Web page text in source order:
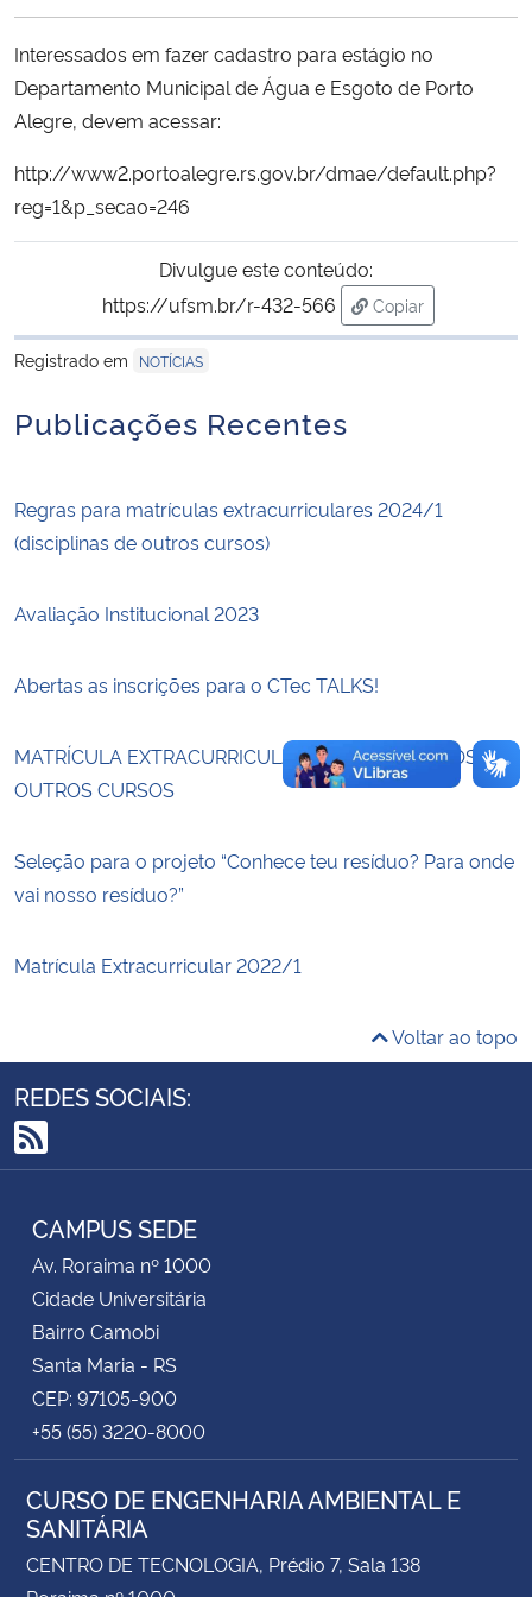
Ministério da Cidadania
Ministério da Saúde
Ministério da Ciência, Tecnologia, Inovações e Comunicações
Ministério do Meio Ambiente
Ministério do Turismo
Ministério da Mulher, da Família e dos Direitos Humanos
Planalto
Interessados em fazer cadastro para estágio no
Departamento Municipal de Água e Esgoto de Porto
Alegre, devem acessar:
http://www2.portoalegre.rs.gov.br/dmae/default.php?
reg=1&p_secao=246
Divulgue este conteúdo:
https://ufsm.br/r-432-566
Copiar
para área de
Registrado em
NOTÍCIAS
Publicações Recentes
Regras para matrículas extracurriculares 2024/1
(disciplinas de outros cursos)
Avaliação Institucional 2023
Abertas as inscrições para o CTec TALKS!
MATRÍCULA EXTRACURRICULAR 2022/2 – ALUNOS DE
OUTROS CURSOS
Seleção para o projeto “Conhece teu resíduo? Para onde
vai nosso resíduo?”
Matrícula Extracurricular 2022/1
Voltar ao topo
REDES SOCIAIS:
RSS
CAMPUS SEDE
Av. Roraima nº 1000
Cidade Universitária
Bairro Camobi
Santa Maria - RS
CEP: 97105-900
+55 (55) 3220-8000
CURSO DE ENGENHARIA AMBIENTAL E
SANITÁRIA
CENTRO DE TECNOLOGIA, Prédio 7, Sala 138